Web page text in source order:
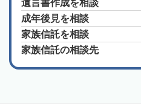
遺言書作成を相談
成年後見を相談
家族信託を相談
家族信託の相談先